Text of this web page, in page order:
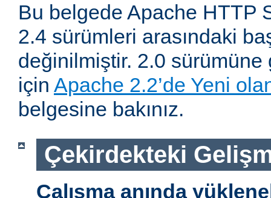
Bu belgede Apache HTTP
2.4 sürümleri arasındaki
değinilmiştir. 2.0
için Apache 2.2’de Yeni
belgesine bakınız.
Çekirdekteki
Çalışma anında